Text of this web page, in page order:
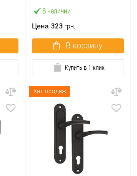
В наличии
Цена 323 грн.
В корзину
Купить в 1 клик
Хит продаж